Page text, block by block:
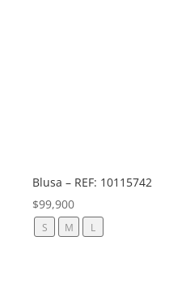
Blusa – REF: 10115742
$99,900
S M L